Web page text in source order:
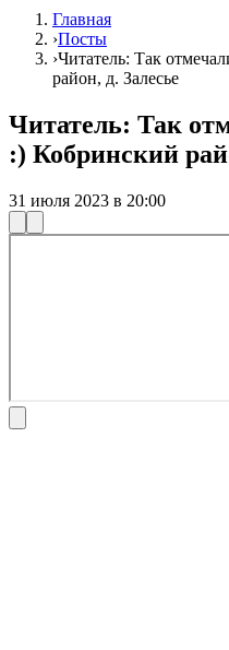
Главная
›Посты
›Читатель: Так
район, д. Залесье
Читатель: Так
:) Кобринский
31 июля 2023 в 20:00